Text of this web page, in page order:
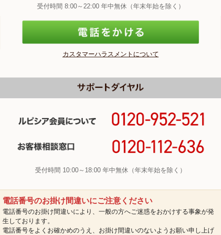
受付時間 8:00～22:00 年中無休（年末年始を除く）
カスタマーハラスメントについて
受付時間 10:00～18:00 年中無休（年末年始を除く）
電話番号のお掛け間違いにご注意ください
電話番号のお掛け間違いにより、一般の方へご迷惑をおかけする事象が発
生しております。
電話番号をよくお確かめのうえ、お掛け間違いのないようお願い申し上げ